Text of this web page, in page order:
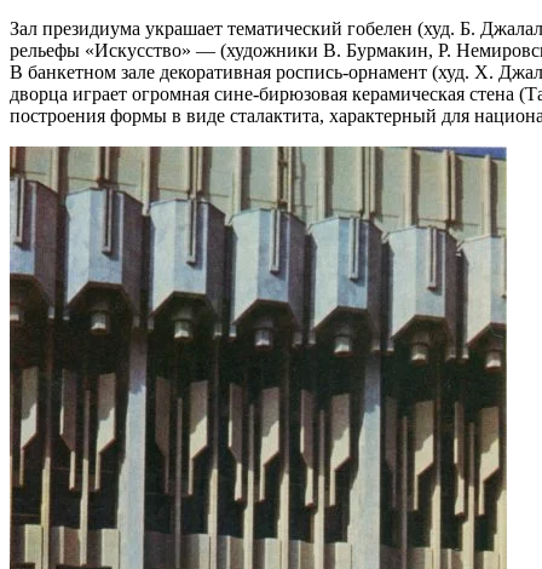
Зал президиума украшает тематический гобелен (худ. Б.
рельефы «Искусство» — (художники В. Бурмакин, Р.
В банкетном зале декоративная роспись-орнамент (худ. Х.
дворца играет огромная сине-бирюзовая керамическая стена
построения формы в виде сталактита, характерный для